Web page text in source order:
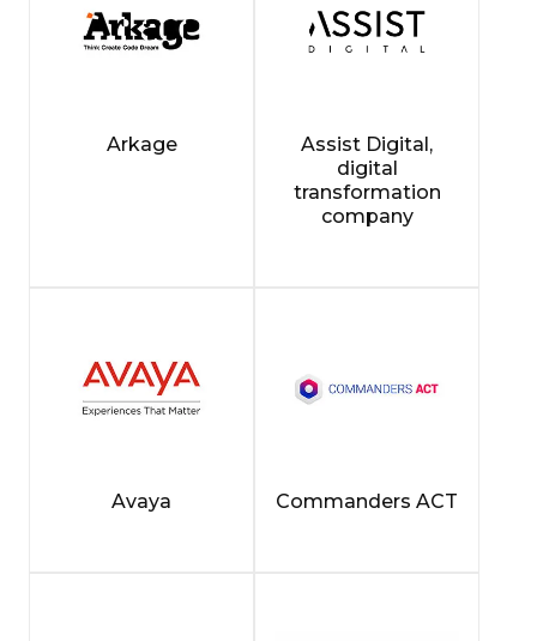
Arkage
Assist Digital,
digital
transformation
company
Avaya Commanders ACT